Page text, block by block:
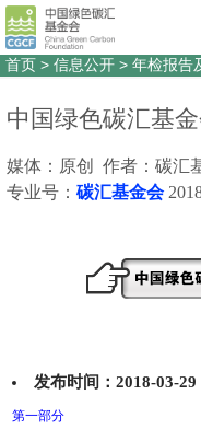
首页 > 信息公开 > 年检报告
中国绿色碳汇基
媒体：原创 作者：碳汇
专业号： 碳汇基金会
发布时间：2018-03-29
第一部分